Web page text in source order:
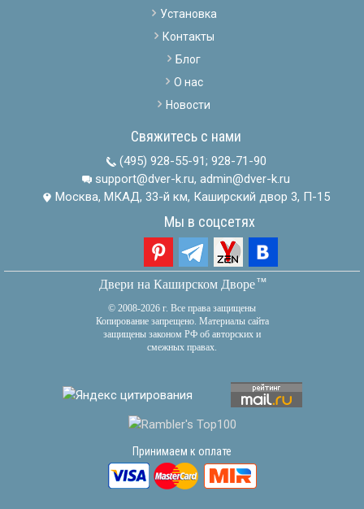
Установка
Контакты
Блог
О нас
Новости
Свяжитесь с нами
(495) 928-55-91; 928-71-90
support@dver-k.ru, admin@dver-k.ru
Москва, МКАД, 33-й км, Каширский двор 3, П-15
Мы в соцсетях
Двери на Каширском Дворетм
© 2008-2026 г. Все права защищены
Копирование запрещено. Материалы сайта
защищены законом РФ об авторских и
смежных правах.
Принимаем к оплате